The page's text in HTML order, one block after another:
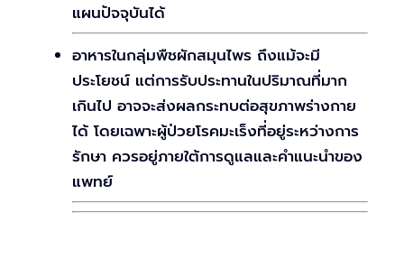
แผนปัจจุบันได้
อาหารในกลุ่มพืชผักสมุนไพร ถึงแม้จะมี
ประโยชน์ แต่การรับประทานในปริมาณที่มาก
เกินไป อาจจะส่งผลกระทบต่อสุขภาพร่างกาย
ได้ โดยเฉพาะผู้ป่วยโรคมะเร็งที่อยู่ระหว่างการ
รักษา ควรอยู่ภายใต้การดูแลและคำแนะนำของ
แพทย์